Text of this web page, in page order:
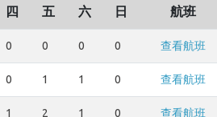
四 五 六 日 航班
0 0 0 0 查看航班
0 1 1 0 查看航班
1 2 1 0 查看航班